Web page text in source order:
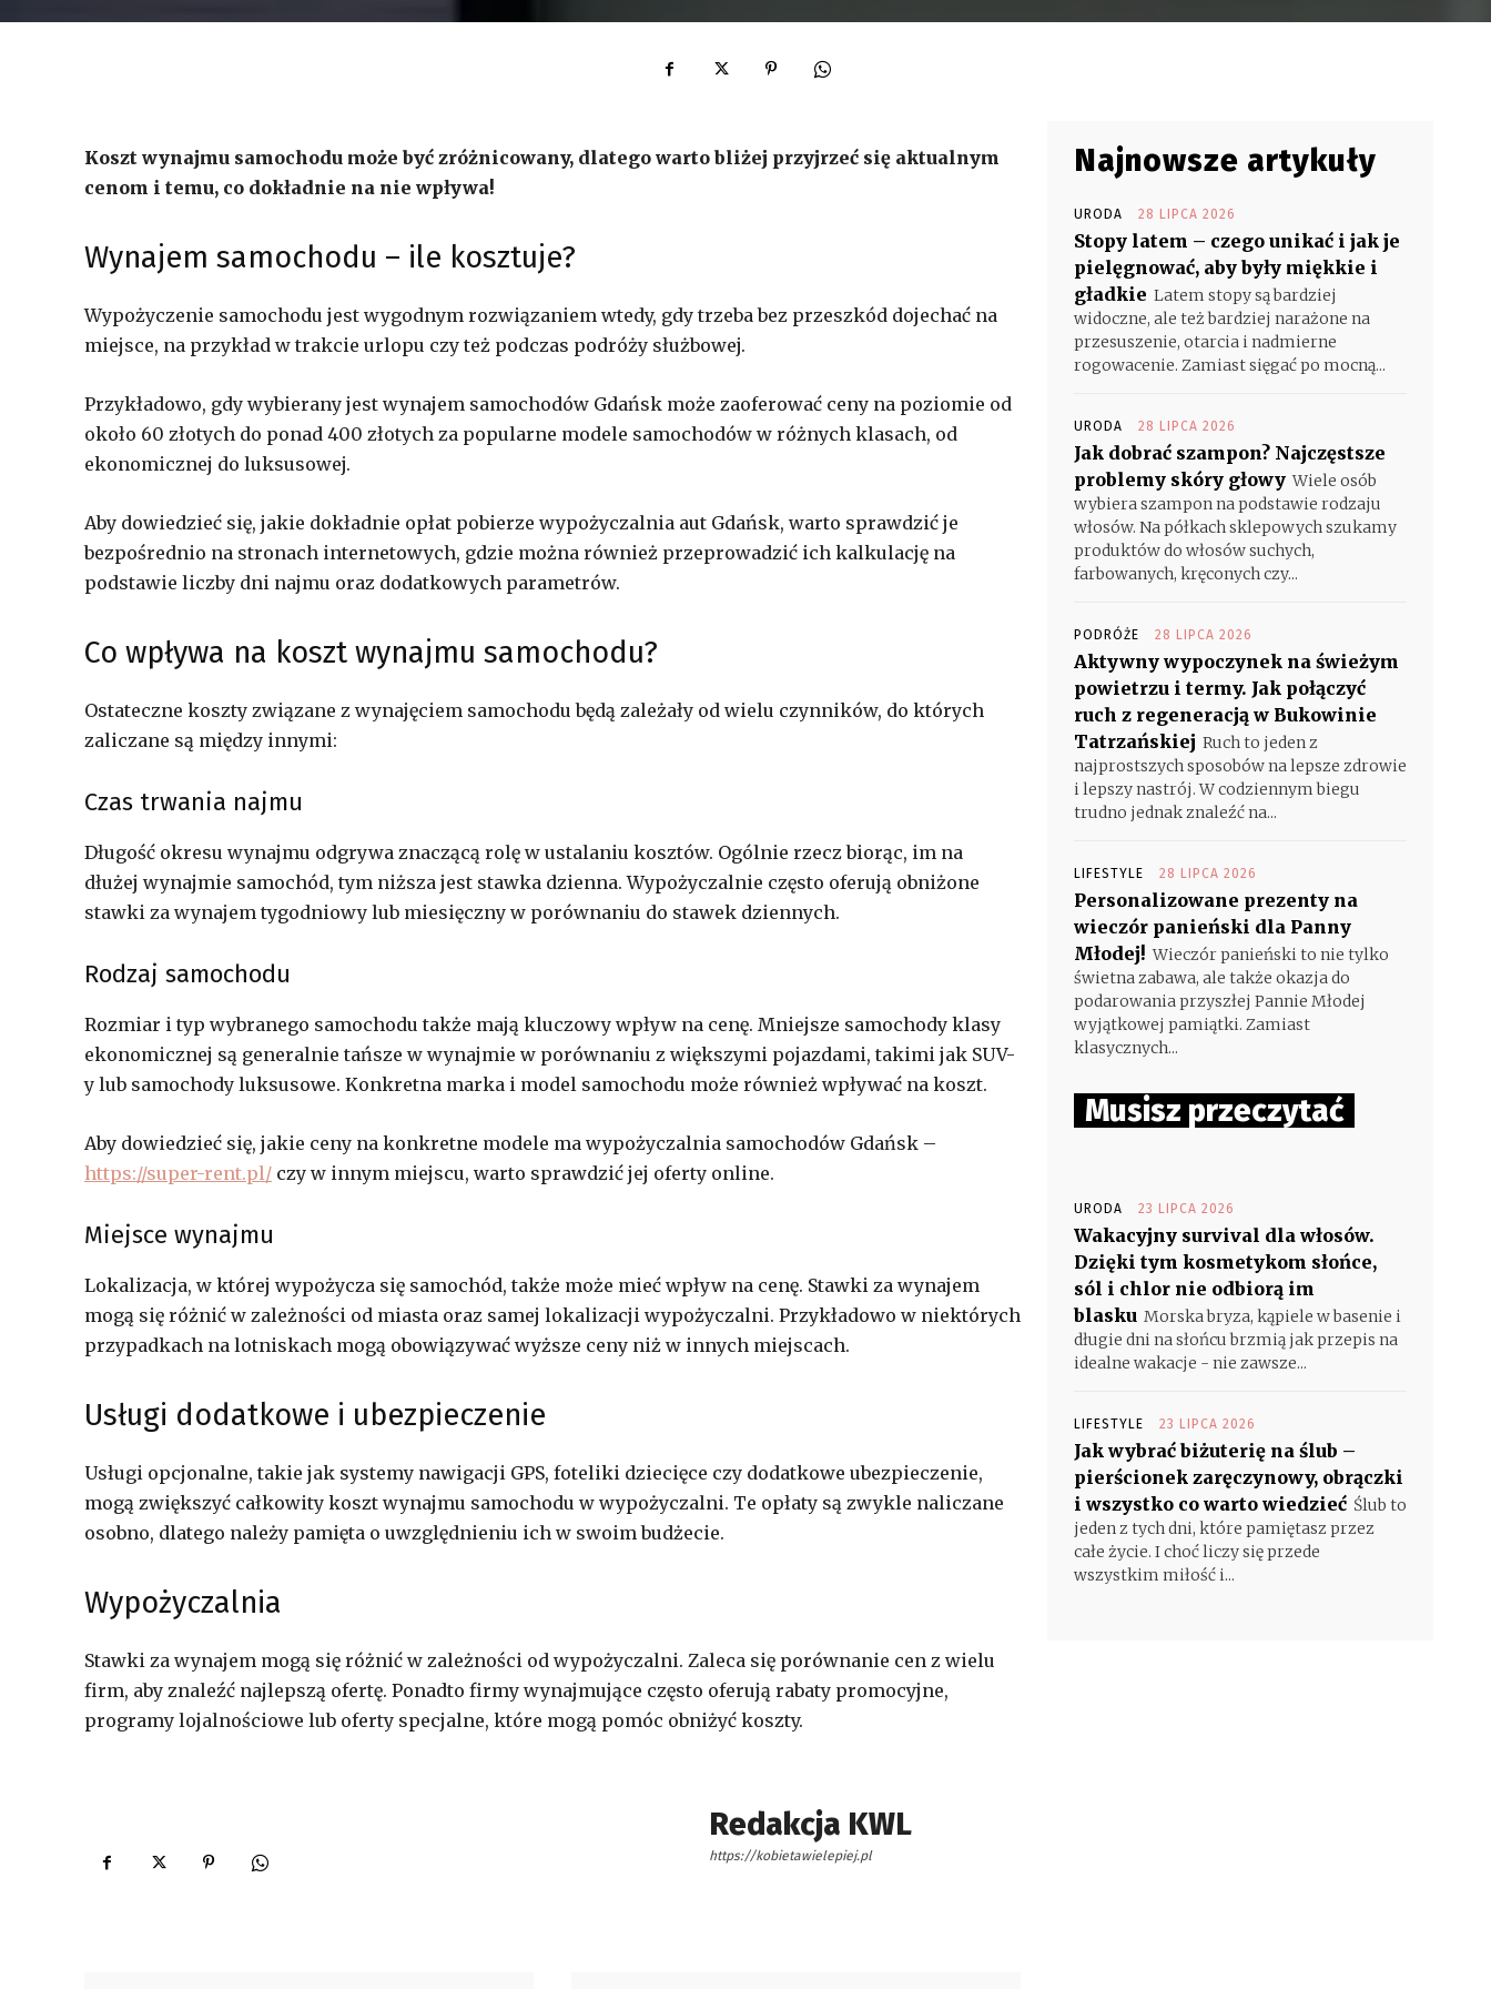
Koszt wynajmu samochodu może być zróżnicowany, dlatego warto bliżej przyjrzeć się aktualnym
cenom i temu, co dokładnie na nie wpływa!
Wynajem samochodu – ile kosztuje?
Wypożyczenie samochodu jest wygodnym rozwiązaniem wtedy, gdy trzeba bez przeszkód dojechać na
miejsce, na przykład w trakcie urlopu czy też podczas podróży służbowej.
Przykładowo, gdy wybierany jest wynajem samochodów Gdańsk może zaoferować ceny na poziomie od
około 60 złotych do ponad 400 złotych za popularne modele samochodów w różnych klasach, od
ekonomicznej do luksusowej.
Aby dowiedzieć się, jakie dokładnie opłat pobierze wypożyczalnia aut Gdańsk, warto sprawdzić je
bezpośrednio na stronach internetowych, gdzie można również przeprowadzić ich kalkulację na
podstawie liczby dni najmu oraz dodatkowych parametrów.
Co wpływa na koszt wynajmu samochodu?
Ostateczne koszty związane z wynajęciem samochodu będą zależały od wielu czynników, do których
zaliczane są między innymi:
Czas trwania najmu
Długość okresu wynajmu odgrywa znaczącą rolę w ustalaniu kosztów. Ogólnie rzecz biorąc, im na
dłużej wynajmie samochód, tym niższa jest stawka dzienna. Wypożyczalnie często oferują obniżone
stawki za wynajem tygodniowy lub miesięczny w porównaniu do stawek dziennych.
Rodzaj samochodu
Rozmiar i typ wybranego samochodu także mają kluczowy wpływ na cenę. Mniejsze samochody klasy
ekonomicznej są generalnie tańsze w wynajmie w porównaniu z większymi pojazdami, takimi jak SUV-
y lub samochody luksusowe. Konkretna marka i model samochodu może również wpływać na koszt.
Aby dowiedzieć się, jakie ceny na konkretne modele ma wypożyczalnia samochodów Gdańsk –
https://super-rent.pl/ czy w innym miejscu, warto sprawdzić jej oferty online.
Miejsce wynajmu
Lokalizacja, w której wypożycza się samochód, także może mieć wpływ na cenę. Stawki za wynajem
mogą się różnić w zależności od miasta oraz samej lokalizacji wypożyczalni. Przykładowo w niektórych
przypadkach na lotniskach mogą obowiązywać wyższe ceny niż w innych miejscach.
Usługi dodatkowe i ubezpieczenie
Usługi opcjonalne, takie jak systemy nawigacji GPS, foteliki dziecięce czy dodatkowe ubezpieczenie,
mogą zwiększyć całkowity koszt wynajmu samochodu w wypożyczalni. Te opłaty są zwykle naliczane
osobno, dlatego należy pamięta o uwzględnieniu ich w swoim budżecie.
Wypożyczalnia
Stawki za wynajem mogą się różnić w zależności od wypożyczalni. Zaleca się porównanie cen z wielu
firm, aby znaleźć najlepszą ofertę. Ponadto firmy wynajmujące często oferują rabaty promocyjne,
programy lojalnościowe lub oferty specjalne, które mogą pomóc obniżyć koszty.
Redakcja KWL
https://kobietawielepiej.pl
Najnowsze artykuły
URODA 28 LIPCA 2026
Stopy latem – czego unikać i jak je
pielęgnować, aby były miękkie i
gładkie Latem stopy są bardziej
widoczne, ale też bardziej narażone na
przesuszenie, otarcia i nadmierne
rogowacenie. Zamiast sięgać po mocną...
URODA 28 LIPCA 2026
Jak dobrać szampon? Najczęstsze
problemy skóry głowy Wiele osób
wybiera szampon na podstawie rodzaju
włosów. Na półkach sklepowych szukamy
produktów do włosów suchych,
farbowanych, kręconych czy...
PODRÓŻE 28 LIPCA 2026
Aktywny wypoczynek na świeżym
powietrzu i termy. Jak połączyć
ruch z regeneracją w Bukowinie
Tatrzańskiej Ruch to jeden z
najprostszych sposobów na lepsze zdrowie
i lepszy nastrój. W codziennym biegu
trudno jednak znaleźć na...
LIFESTYLE 28 LIPCA 2026
Personalizowane prezenty na
wieczór panieński dla Panny
Młodej! Wieczór panieński to nie tylko
świetna zabawa, ale także okazja do
podarowania przyszłej Pannie Młodej
wyjątkowej pamiątki. Zamiast
klasycznych...
Musisz przeczytać
URODA 23 LIPCA 2026
Wakacyjny survival dla włosów.
Dzięki tym kosmetykom słońce,
sól i chlor nie odbiorą im
blasku Morska bryza, kąpiele w basenie i
długie dni na słońcu brzmią jak przepis na
idealne wakacje - nie zawsze...
LIFESTYLE 23 LIPCA 2026
Jak wybrać biżuterię na ślub –
pierścionek zaręczynowy, obrączki
i wszystko co warto wiedzieć Ślub to
jeden z tych dni, które pamiętasz przez
całe życie. I choć liczy się przede
wszystkim miłość i...